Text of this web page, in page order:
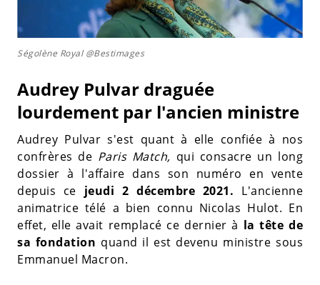
Ségolène Royal @Bestimages
Audrey Pulvar draguée
lourdement par l'ancien ministre
Audrey Pulvar s'est quant à elle confiée à nos
confrères de Paris Match, qui consacre un long
dossier à l'affaire dans son numéro en vente
depuis ce jeudi 2 décembre 2021. L'ancienne
animatrice télé a bien connu Nicolas Hulot. En
effet, elle avait remplacé ce dernier à la tête de
sa fondation quand il est devenu ministre sous
Emmanuel Macron.